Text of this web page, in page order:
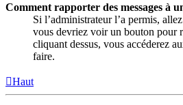
Comment rapporter des messages à
Si l’administrateur l’a permis,
vous devriez voir un bouton pour
cliquant dessus, vous accéderez
faire.
Haut